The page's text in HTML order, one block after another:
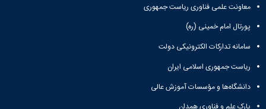
معاونت علمی فناوری ریاست جمهوری
پورتال امام خمینی (ره)
سامانه تدارکات الکترونیکی دولت
ریاست جمهوری اسلامی ایران
دانشگاه‌ها و مؤسسات آموزش عالی